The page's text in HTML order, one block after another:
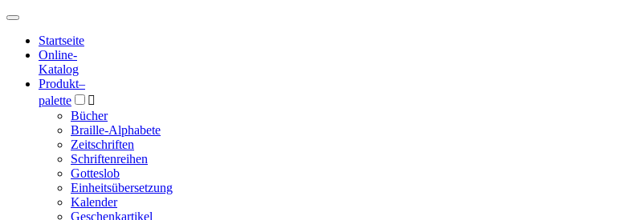
Hauptmenü
Hauptmenü
Startseite
Online-
Katalog
Produkt–
palette

Bücher
Braille-Alphabete
Zeitschriften
Schriftenreihen
Gotteslob
Einheitsübersetzung
Kalender
Geschenkartikel